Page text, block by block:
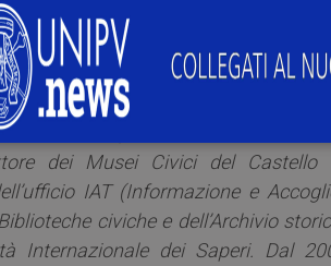
Musei Civici del Castello Visconteo
Cultura, Turismo e promozione
e curato varie rassegne di
Dialoghi: jazz per due,
dei Saperi, ecc. Dal 2003 al
dei Musei Civici del Castello
IAT (Informazione e
civiche e dell’Archivio
Internazionale dei Saperi. Dal